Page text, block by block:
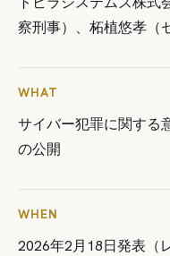
察刑事）、柘植悠孝（
WHAT
サイバー犯罪に関する
の公開
WHEN
2026年2月18日発表（